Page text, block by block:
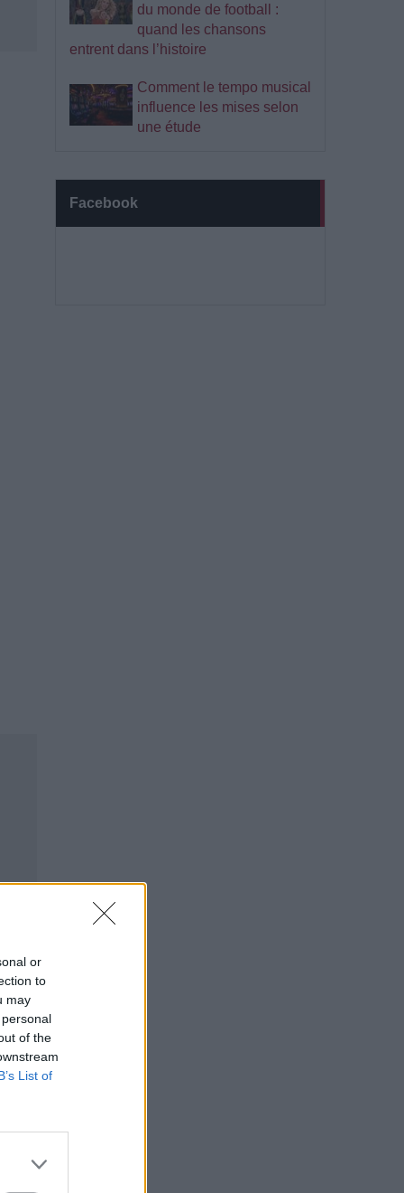
or
to
may
of the
List of
du monde de football :
quand les chansons
entrent dans l’histoire
Comment le tempo musical
influence les mises selon
une étude
Facebook